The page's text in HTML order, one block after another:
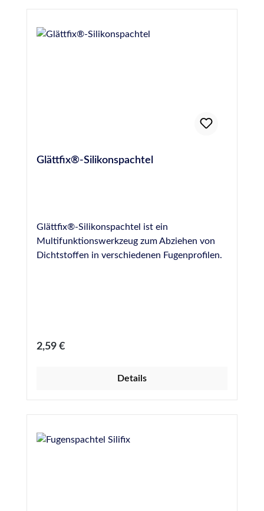
83413info@otto-chemie.dewww.otto-
Glättfix®-Silikonspachtel
Glättfix®-Silikonspachtel ist ein
Multifunktionswerkzeug zum Abziehen von
Dichtstoffen in verschiedenen Fugenprofilen.
Regulärer Preis:
2,59 €
Details